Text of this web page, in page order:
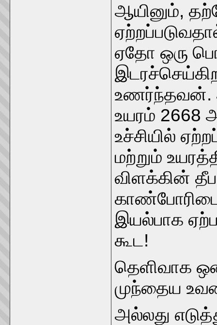
ஆயினும்,
ஏதோ ஒரு
உணர்ந்தவன்.
உயரம் 2668
உச்சியில்
மற்றும்
விளக்கின்
இயல்பாக
கூட!
தெளிவாக
முந்தைய
அல்லது